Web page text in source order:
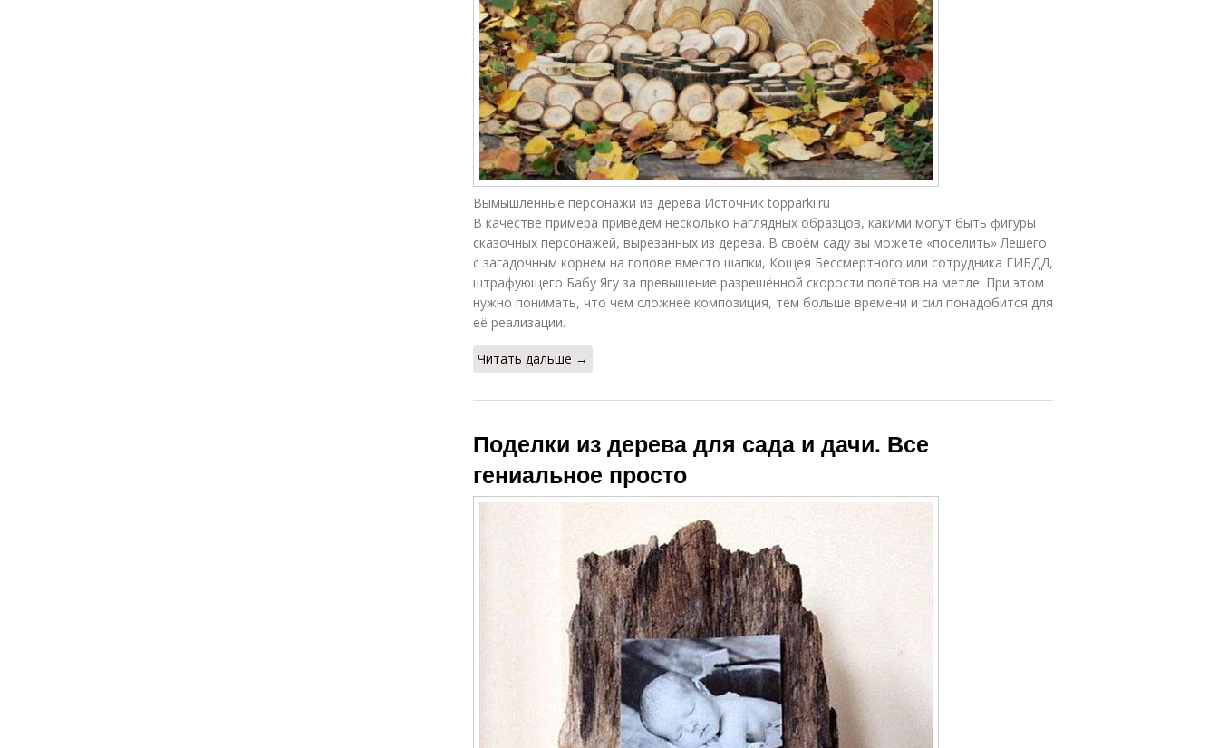
Вымышленные персонажи из дерева Источник topparki.ru
В качестве примера приведём несколько наглядных образцов, какими могут быть фигуры
сказочных персонажей, вырезанных из дерева. В своём саду вы можете «поселить» Лешего
с загадочным корнем на голове вместо шапки, Кощея Бессмертного или сотрудника ГИБДД,
штрафующего Бабу Ягу за превышение разрешённой скорости полётов на метле. При этом
нужно понимать, что чем сложнее композиция, тем больше времени и сил понадобится для
её реализации.
Читать дальше →
Поделки из дерева для сада и дачи. Все
гениальное просто